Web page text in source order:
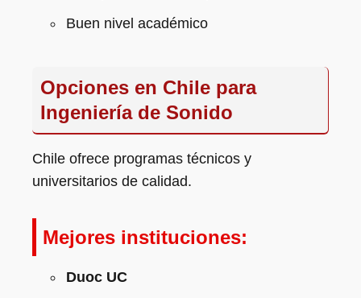
Buen nivel académico
Opciones en Chile para
Ingeniería de Sonido
Chile ofrece programas técnicos y
universitarios de calidad.
Mejores instituciones:
Duoc UC